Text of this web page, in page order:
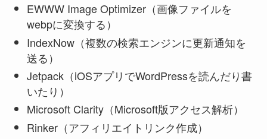
EWWW Image Optimizer（画像ファイルを
webpに変換する）
IndexNow（複数の検索エンジンに更新通知を
送る）
Jetpack（iOSアプリでWordPressを読んだり書
いたり）
Microsoft Clarity（Microsoft版アクセス解析）
Rinker（アフィリエイトリンク作成）